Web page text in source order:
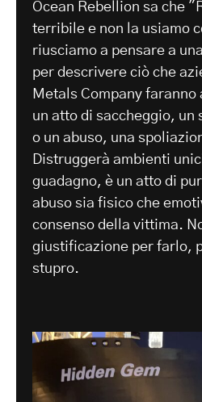
Ocean Rebellion sa che
terribile e non la usiamo
riusciamo a pensare a
per descrivere ciò che
Metals Company
un atto di saccheggio, un
o un abuso, una
Distruggerà ambienti
guadagno, è un atto di
abuso sia fisico che
consenso della vittima.
giustificazione per farlo,
stupro.